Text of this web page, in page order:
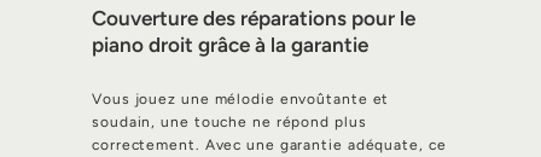
Couverture des réparations pour le
piano droit grâce à la garantie
Vous jouez une mélodie envoûtante et
soudain, une touche ne répond plus
correctement. Avec une garantie adéquate, ce